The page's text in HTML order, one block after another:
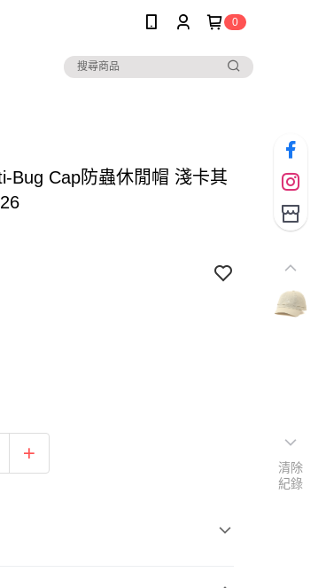
0
Bug Cap防蟲休閒帽 淺卡其
清除
紀錄